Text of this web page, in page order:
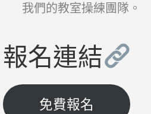
我們的教室操練團隊。
報名連結
免費報名